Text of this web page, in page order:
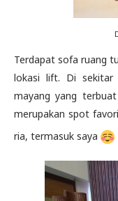
Terdapat sofa ruang
lokasi lift. Di sekitar
mayang yang
merupakan spot
ria, termasuk saya